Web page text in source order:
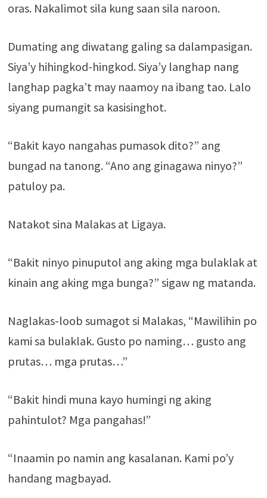
oras. Nakalimot sila kung saan sila naroon.
Dumating ang diwatang galing sa dalampasigan.
Siya’y hihingkod-hingkod. Siya’y langhap nang
langhap pagka’t may naamoy na ibang tao. Lalo
siyang pumangit sa kasisinghot.
“Bakit kayo nangahas pumasok dito?” ang
bungad na tanong. “Ano ang ginagawa ninyo?”
patuloy pa.
Natakot sina Malakas at Ligaya.
“Bakit ninyo pinuputol ang aking mga bulaklak at
kinain ang aking mga bunga?” sigaw ng matanda.
Naglakas-loob sumagot si Malakas, “Mawilihin po
kami sa bulaklak. Gusto po naming… gusto ang
prutas… mga prutas…”
“Bakit hindi muna kayo humingi ng aking
pahintulot? Mga pangahas!”
“Inaamin po namin ang kasalanan. Kami po’y
handang magbayad.